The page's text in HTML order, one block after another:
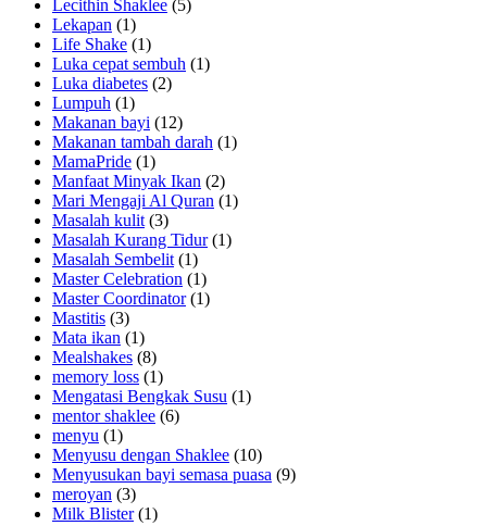
Lecithin Shaklee (5)
Lekapan (1)
Life Shake (1)
Luka cepat sembuh (1)
Luka diabetes (2)
Lumpuh (1)
Makanan bayi (12)
Makanan tambah darah (1)
MamaPride (1)
Manfaat Minyak Ikan (2)
Mari Mengaji Al Quran (1)
Masalah kulit (3)
Masalah Kurang Tidur(1)
Masalah Sembelit (1)
Master Celebration (1)
Master Coordinator(1)
Mastitis (3)
Mata ikan (1)
Mealshakes (8)
memory loss (1)
Mengatasi Bengkak Susu (1)
mentor shaklee (6)
menyu (1)
Menyusu dengan Shaklee (10)
Menyusukan bayi semasa puasa (9)
meroyan (3)
Milk Blister(1)